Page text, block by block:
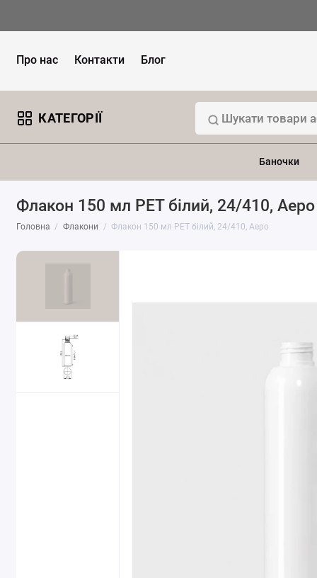
Про нас Контакти Блог
КАТЕГОРІЇ
Баночки
Флакон 150 мл PET білий, 24/410, Аеро
Головна Флакони Флакон 150 мл PET білий, 24/410, Аеро